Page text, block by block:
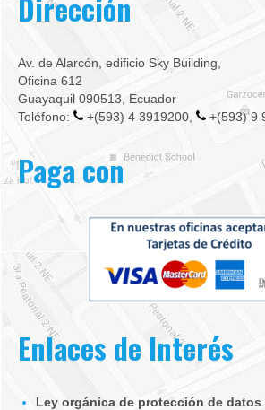
Av. de Alarcón, edificio Sky Building,
Oficina 612
Guayaquil 090513, Ecuador
Teléfono:
+(593) 4 3919200, +(593) 9
Paga con
Enlaces de Interés
Ley orgánica de protección de datos